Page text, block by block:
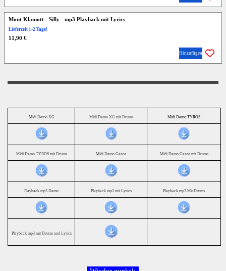
Mont Klamott - Silly - mp3 Playback mit Lyrics
Lieferzeit 1-2 Tage!
11,90 €
Hinzufügen
Midi Demo XG Midi Demo XG mit Drums Midi Demo TYROS
Midi Demo TYROS mit Drums Midi Demo Genos Midi Demo Genos mit Drums
Playback mp3 Demo Playback mp3 mit Lyrics Playback mp3 Mit Drums
Playback mp3 mit Drums und Lyrics